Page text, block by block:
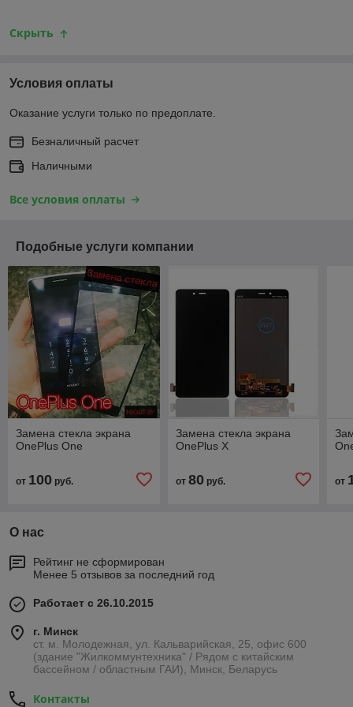
Скрыть
Условия оплаты
Оказание услуги только по предоплате.
Безналичный расчет
Наличными
Все условия оплаты
Подобные услуги компании
Замена стекла экрана
OnePlus One
от 100 руб.
Замена стекла экрана
OnePlus X
от 80руб. от
О нас
Рейтинг не сформирован
Менее 5 отзывов за последний год
Работает с 26.10.2015
г. Минск
ст. м. Молодежная, ул. Кальварийская, 25, офис 600
(здание "Жилкоммунтехника" / Рядом с китайским
бассейном / областным ГАИ), Минск, Беларусь
Контакты